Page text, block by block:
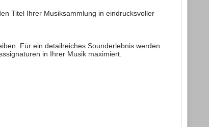
Titel Ihrer Musiksammlung in eindrucksvoller
Für ein detailreiches Sounderlebnis werden
in Ihrer Musik maximiert.